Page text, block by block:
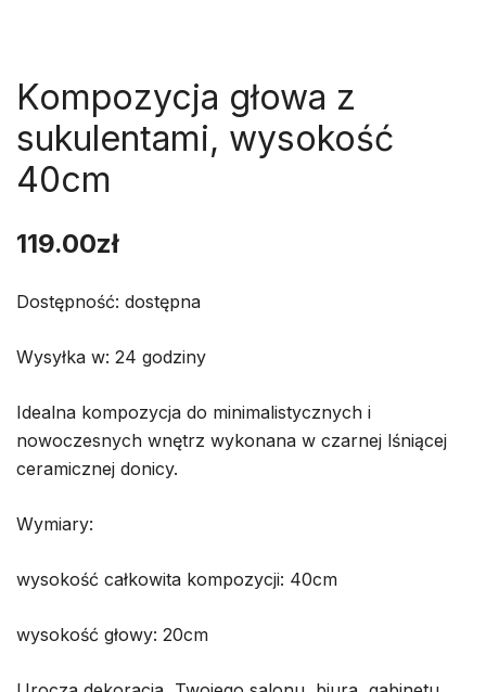
Kompozycja głowa z
sukulentami, wysokość
40cm
119.00zł
Dostępność: dostępna
Wysyłka w: 24 godziny
Idealna kompozycja do minimalistycznych i
nowoczesnych wnętrz wykonana w czarnej lśniącej
ceramicznej donicy.
Wymiary:
wysokość całkowita kompozycji: 40cm
wysokość głowy: 20cm